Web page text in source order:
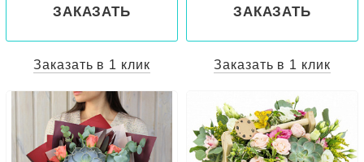
ЗАКАЗАТЬ
Заказать в 1 клик
ЗАКАЗАТЬ
Заказать в 1 клик